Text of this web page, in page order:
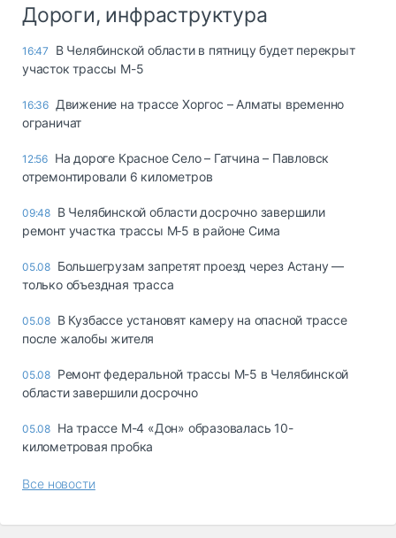
Дороги, инфраструктура
16:47
В Челябинской области в пятницу будет перекрыт
участок трассы М-5
16:36 Движение на трассе Хоргос – Алматы временно
ограничат
12:56 На дороге Красное Село – Гатчина – Павловск
отремонтировали 6 километров
09:48 В Челябинской области досрочно завершили
ремонт участка трассы М‑5 в районе Сима
05.08 Большегрузам запретят проезд через Астану —
только объездная трасса
05.08 В Кузбассе установят камеру на опасной трассе
после жалобы жителя
05.08 Ремонт федеральной трассы М-5 в Челябинской
области завершили досрочно
05.08 На трассе М-4 «Дон» образовалась 10-
километровая пробка
Все новости